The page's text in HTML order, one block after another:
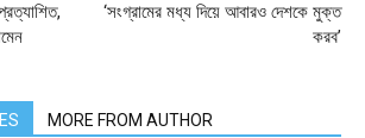
‘সংগ্রামের মধ্য দিয়ে আবারও দেশকে মুক্ত
করব’
MORE FROM AUTHOR